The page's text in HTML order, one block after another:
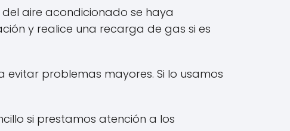
aire acondicionado se haya
y realice una recarga de gas si es
problemas mayores. Si lo usamos
si prestamos atención a los